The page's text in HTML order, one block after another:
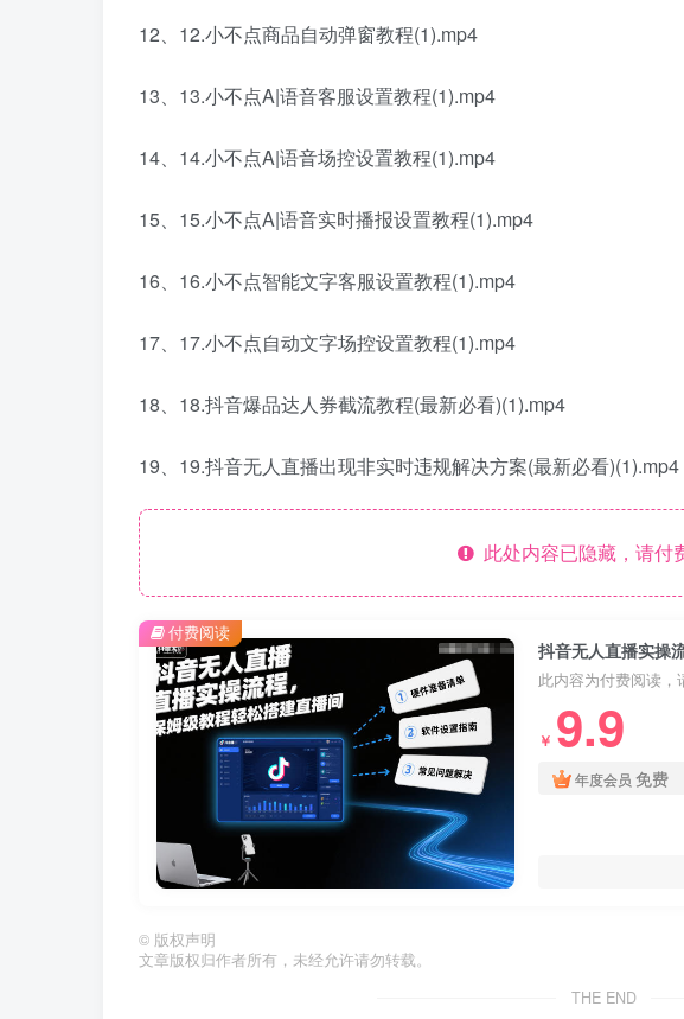
12、12.小不点商品自动弹窗教程(1).mp4
13、13.小不点A|语音客服设置教程(1).mp4
14、14.小不点A|语音场控设置教程(1).mp4
15、15.小不点A|语音实时播报设置教程(1).mp4
16、16.小不点智能文字客服设置教程(1).mp4
17、17.小不点自动文字场控设置教程(1).mp4
18、18.抖音爆品达人券截流教程(最新必看)(1).mp4
19、19.抖音无人直播出现非实时违规解决方案(最新必看)(1).mp4
此处内容已隐藏，请付
抖音无人直播实操
此内容为付费阅读，
￥ 9.9
年度会员 免费
付费阅读
© 版权声明
文章版权归作者所有，未经允许请勿转载。
THE END